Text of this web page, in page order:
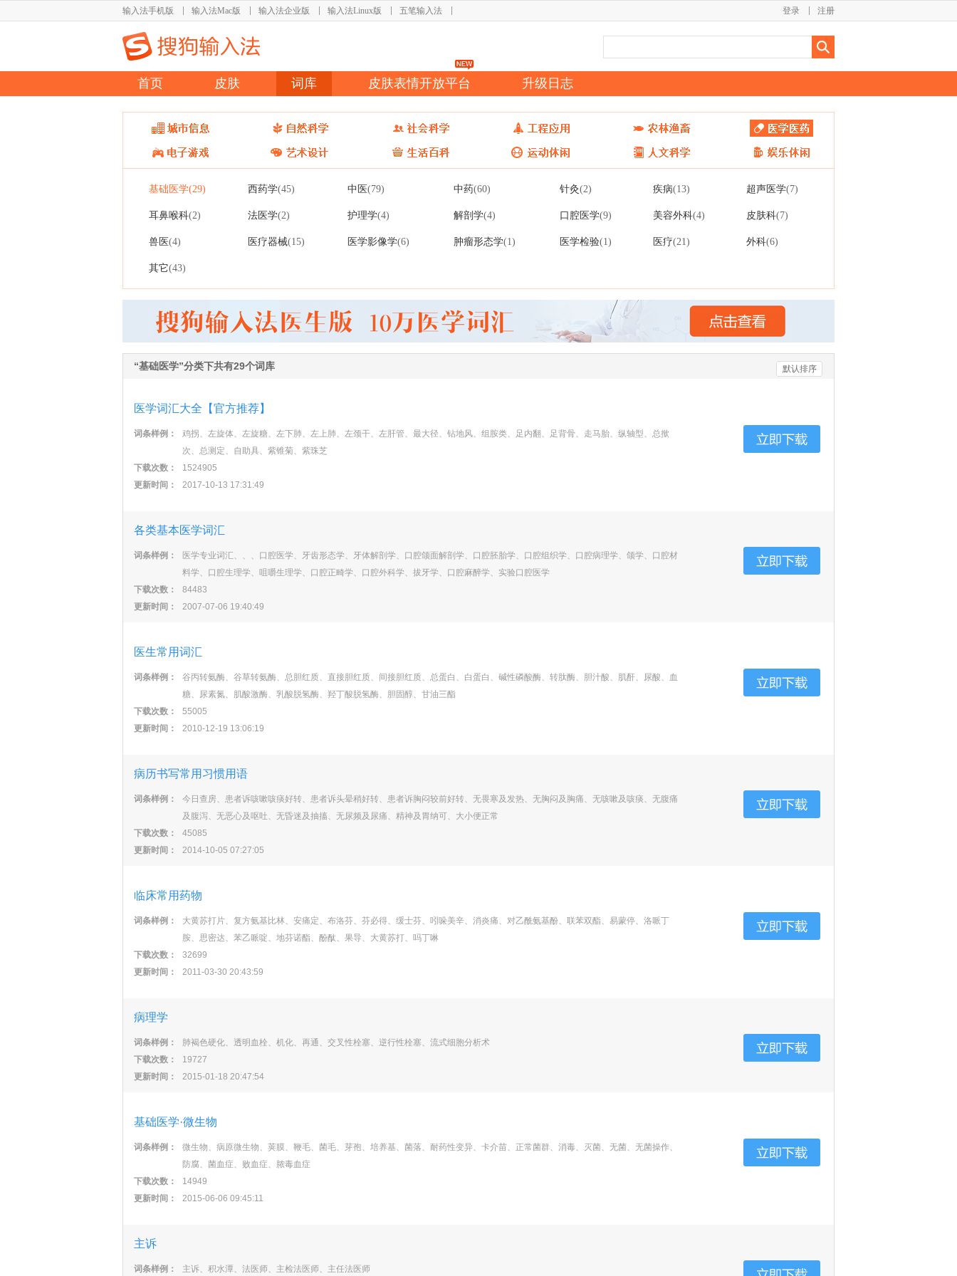
输入法手机版 输入法Mac版 输入法企业版 输入法Linux版 五笔输入法 注册
登录
首页 皮肤 词库 皮肤表情开放平台 升级日志
基础医学(29) 西药学(45) 中医(79) 中药(60) 针灸(2) 疾病(13) 超声医学(7)
耳鼻喉科(2) 法医学(2) 护理学(4) 解剖学(4) 口腔医学(9) 美容外科(4) 皮肤科(7)
兽医(4) 医疗器械(15) 医学影像学(6) 肿瘤形态学(1) 医学检验(1) 医疗(21) 外科(6)
其它(43)
“基础医学”分类下共有29个词库 默认排序
医学词汇大全【官方推荐】
词条样例：
鸡拐、左旋体、左旋糖、左下肺、左上肺、左颈干、左肝管、最大径、钻地风、组胺类、足内翻、足背骨、走马胎、纵轴型、总揿
次、总测定、自助具、紫锥菊、紫珠芝
下载次数：
1524905
更新时间：
2017-10-13 17:31:49
各类基本医学词汇
词条样例：
医学专业词汇、、、口腔医学、牙齿形态学、牙体解剖学、口腔颌面解剖学、口腔胚胎学、口腔组织学、口腔病理学、颌学、口腔材
料学、口腔生理学、咀嚼生理学、口腔正畸学、口腔外科学、拔牙学、口腔麻醉学、实验口腔医学
下载次数：
84483
更新时间：
2007-07-06 19:40:49
医生常用词汇
词条样例：
谷丙转氨酶、谷草转氨酶、总胆红质、直接胆红质、间接胆红质、总蛋白、白蛋白、碱性磷酸酶、转肽酶、胆汁酸、肌酐、尿酸、血
糖、尿素氮、肌酸激酶、乳酸脱氢酶、羟丁酸脱氢酶、胆固醇、甘油三酯
下载次数：
55005
更新时间：
2010-12-19 13:06:19
病历书写常用习惯用语
词条样例：
今日查房、患者诉咳嗽咳痰好转、患者诉头晕稍好转、患者诉胸闷较前好转、无畏寒及发热、无胸闷及胸痛、无咳嗽及咳痰、无腹痛
及腹泻、无恶心及呕吐、无昏迷及抽搐、无尿频及尿痛、精神及胃纳可、大小便正常
下载次数：
45085
更新时间：
2014-10-05 07:27:05
临床常用药物
词条样例：
大黄苏打片、复方氨基比林、安痛定、布洛芬、芬必得、缓士芬、吲哚美辛、消炎痛、对乙酰氨基酚、联苯双酯、易蒙停、洛哌丁
胺、思密达、苯乙哌啶、地芬诺酯、酚酞、果导、大黄苏打、吗丁啉
下载次数：
32699
更新时间：
2011-03-30 20:43:59
病理学
词条样例：
肺褐色硬化、透明血栓、机化、再通、交叉性栓塞、逆行性栓塞、流式细胞分析术
下载次数：
19727
更新时间：
2015-01-18 20:47:54
基础医学·微生物
词条样例：
微生物、病原微生物、荚膜、鞭毛、菌毛、芽孢、培养基、菌落、耐药性变异、卡介苗、正常菌群、消毒、灭菌、无菌、无菌操作、
防腐、菌血症、败血症、脓毒血症
下载次数：
14949
更新时间：
2015-06-06 09:45:11
主诉
词条样例： 主诉、积水潭、法医师、主检法医师、主任法医师